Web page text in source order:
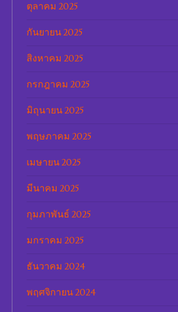
ตุลาคม 2025
กันยายน 2025
สิงหาคม 2025
กรกฎาคม 2025
มิถุนายน 2025
พฤษภาคม 2025
เมษายน 2025
มีนาคม 2025
กุมภาพันธ์ 2025
มกราคม 2025
ธันวาคม 2024
พฤศจิกายน 2024